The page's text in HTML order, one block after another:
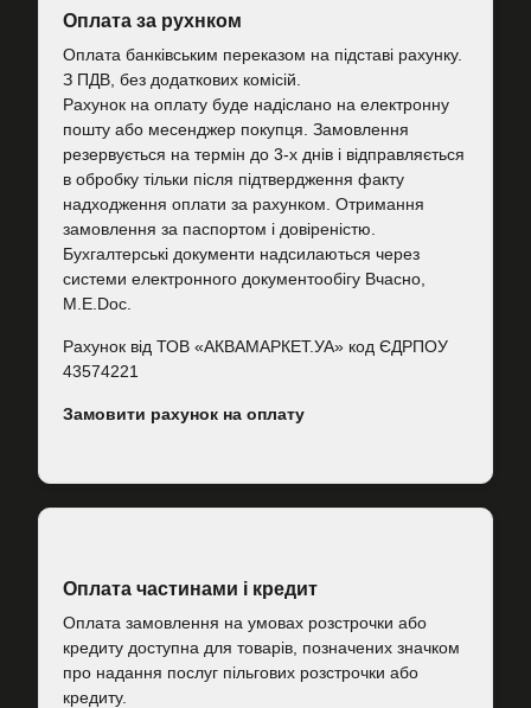
Оплата за рухнком
Оплата банківським переказом на підставі рахунку.
З ПДВ, без додаткових комісій.
Рахунок на оплату буде надіслано на електронну
пошту або месенджер покупця. Замовлення
резервується на термін до 3-х днів і відправляється
в обробку тільки після підтвердження факту
надходження оплати за рахунком. Отримання
замовлення за паспортом і довіреністю.
Бухгалтерські документи надсилаються через
системи електронного документообігу Вчасно,
M.E.Doc.
Рахунок від ТОВ «АКВАМАРКЕТ.УА» код ЄДРПОУ
43574221
Замовити рахунок на оплату
Оплата частинами і кредит
Оплата замовлення на умовах розстрочки або
кредиту доступна для товарів, позначених значком
про надання послуг пільгових розстрочки або
кредиту.